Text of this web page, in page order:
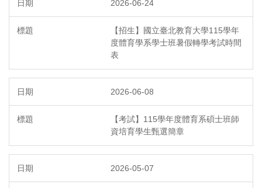
2026-06-24
【招生】國立臺北教育大學115學年
度體育學系學士班暑假轉學考試時間
表
2026-06-08
【考試】115學年度體育系碩士班師
資培育學生甄選簡章
2026-05-07